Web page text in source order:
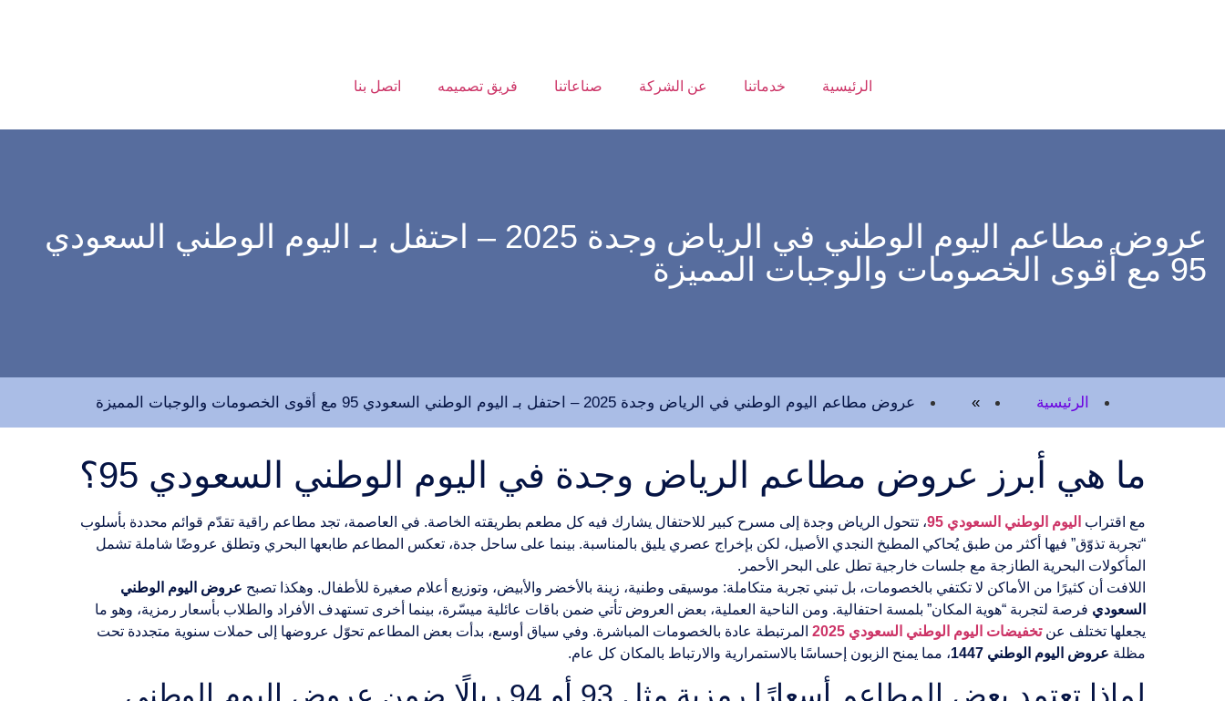
الرئيسية خدماتنا عن الشركة صناعاتنا فريق تصميمه اتصل بنا
عروض مطاعم اليوم الوطني في الرياض وجدة 2025 – احتفل بـ اليوم الوطني السعودي
95 مع أقوى الخصومات والوجبات المميزة
الرئيسية » عروض مطاعم اليوم الوطني في الرياض وجدة 2025 – احتفل بـ اليوم الوطني السعودي 95 مع أقوى الخصومات والوجبات المميزة
ما هي أبرز عروض مطاعم الرياض وجدة في اليوم الوطني السعودي 95؟
مع اقتراب اليوم الوطني السعودي 95
، تتحول الرياض وجدة إلى مسرح كبير للاحتفال يشارك فيه كل مطعم بطريقته الخاصة. في العاصمة، تجد مطاعم راقية تقدّم قوائم محددة بأسلوب
“تجربة تذوّق” فيها أكثر من طبق يُحاكي المطبخ النجدي الأصيل، لكن بإخراج عصري يليق بالمناسبة. بينما على ساحل جدة، تعكس المطاعم طابعها البحري وتطلق عروضًا شاملة تشمل
المأكولات البحرية الطازجة مع جلسات خارجية تطل على البحر الأحمر.
اللافت أن كثيرًا من الأماكن لا تكتفي بالخصومات، بل تبني تجربة متكاملة: موسيقى وطنية، زينة بالأخضر والأبيض، وتوزيع أعلام صغيرة للأطفال. وهكذا تصبح عروض اليوم الوطني
السعودي فرصة لتجربة “هوية المكان” بلمسة احتفالية. ومن الناحية العملية، بعض العروض تأتي ضمن باقات عائلية ميسّرة، بينما أخرى تستهدف الأفراد والطلاب بأسعار رمزية، وهو ما
يجعلها تختلف عنتخفيضات اليوم الوطني السعودي 2025
المرتبطة عادة بالخصومات المباشرة. وفي سياق أوسع، بدأت بعض المطاعم تحوّل عروضها إلى حملات سنوية متجددة تحت
مظلة عروض اليوم الوطني 1447 ، مما يمنح الزبون إحساسًا بالاستمرارية والارتباط بالمكان كل عام.